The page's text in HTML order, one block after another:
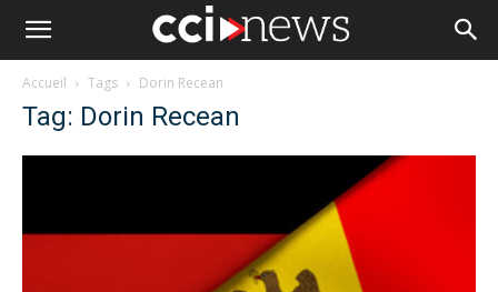
Accueil Tags Dorin Recean
Tag: Dorin Recean